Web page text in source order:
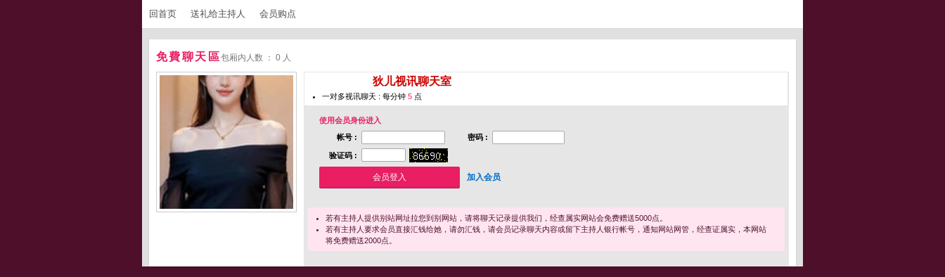
回首页 送礼给主持人 会员购点
免費聊天區包厢内人数 ： 0 人
狄儿视讯聊天室
一对多视讯聊天 : 每分钟 5 点
使用会员身份进入
帐号 :
密码 :
验证码 :
加入会员
若有主持人提供别站网址拉您到别网站，请将聊天记录提供我们，经查属实网站会免费赠送5000点。
若有主持人要求会员直接汇钱给她，请勿汇钱，请会员记录聊天内容或留下主持人银行帐号，通知网站网管，经查证属实，本网站
将免费赠送2000点。